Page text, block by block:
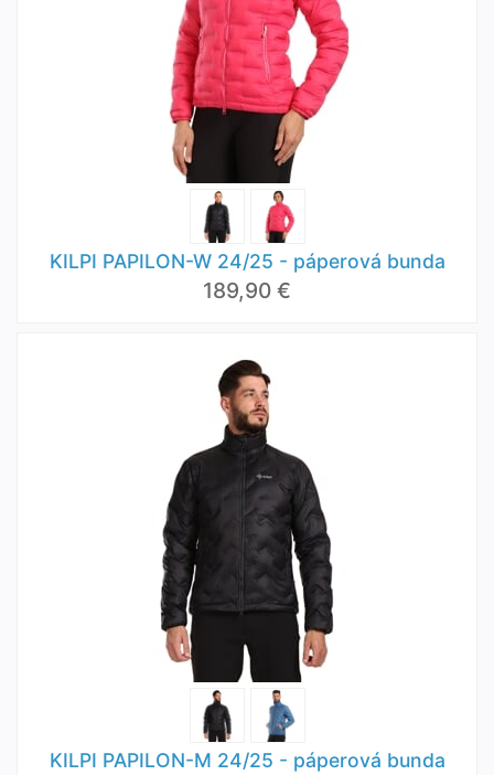
KILPI PAPILON-W 24/25 - páperová bunda
189,90 €
KILPI PAPILON-M 24/25 - páperová bunda